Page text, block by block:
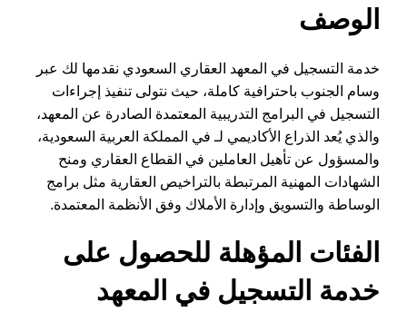
الوصف
خدمة التسجيل في المعهد العقاري السعودي نقدمها لك عبر
وسام الجنوب باحترافية كاملة، حيث نتولى تنفيذ إجراءات
التسجيل في البرامج التدريبية المعتمدة الصادرة عن المعهد،
والذي يُعد الذراع الأكاديمي لـ في المملكة العربية السعودية،
والمسؤول عن تأهيل العاملين في القطاع العقاري ومنح
الشهادات المهنية المرتبطة بالتراخيص العقارية مثل برامج
الوساطة والتسويق وإدارة الأملاك وفق الأنظمة المعتمدة.
الفئات المؤهلة للحصول على
خدمة التسجيل في المعهد